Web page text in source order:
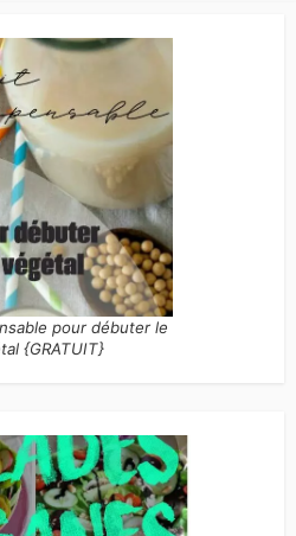
pour débuter le
{GRATUIT}